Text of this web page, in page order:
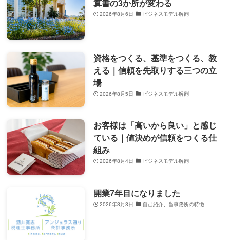
算書の3か所が変わる
2026年8月6日 ビジネスモデル解剖
資格をつくる、基準をつくる、教
える｜信頼を先取りする三つの立
場
2026年8月5日 ビジネスモデル解剖
お客様は「高いから良い」と感じ
ている｜値決めが信頼をつくる仕
組み
2026年8月4日 ビジネスモデル解剖
開業7年目になりました
2026年8月3日 自己紹介、当事務所の特徴